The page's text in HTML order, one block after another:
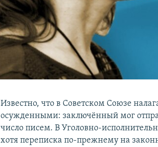
Известно, что в Советском Союзе
осужденными: заключённый мог
число писем. В Уголовно-
хотя переписка по-прежнему на